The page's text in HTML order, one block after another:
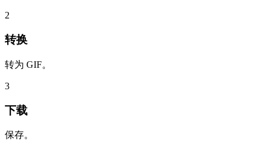
2
转换
转为 GIF。
3
下载
保存。